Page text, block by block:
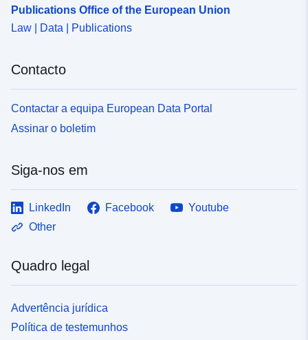
Publications Office of the European Union
Law | Data | Publications
Contacto
Contactar a equipa European Data Portal
Assinar o boletim
Siga-nos em
LinkedIn Facebook
Youtube
Other
Quadro legal
Advertência jurídica
Política de testemunhos